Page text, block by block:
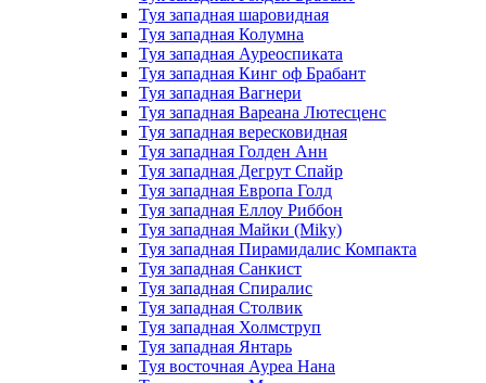
Туя западная шаровидная
Туя западная Колумна
Туя западная Ауреоспиката
Туя западная Кинг оф Брабант
Туя западная Вагнери
Туя западная Вареана Лютесценс
Туя западная вересковидная
Туя западная Голден Анн
Туя западная Дегрут Спайр
Туя западная Европа Голд
Туя западная Еллоу Риббон
Туя западная Майки (Miky)
Туя западная Пирамидалис Компакта
Туя западная Санкист
Туя западная Спиралис
Туя западная Столвик
Туя западная Холмструп
Туя западная Янтарь
Туя восточная Ауреа Нана